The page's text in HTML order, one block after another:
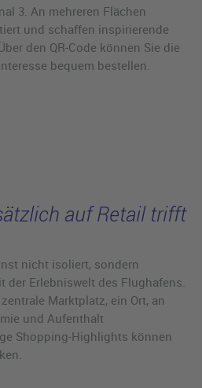
3. An mehreren Flächen
und schaffen inspirierende
den QR-Code können Sie die
bequem bestellen.
auf Retail trifft
nicht isoliert, sondern
der Erlebniswelt des Flughafens.
Marktplatz, ein Ort, an
und Aufenthalt
Shopping-Highlights können